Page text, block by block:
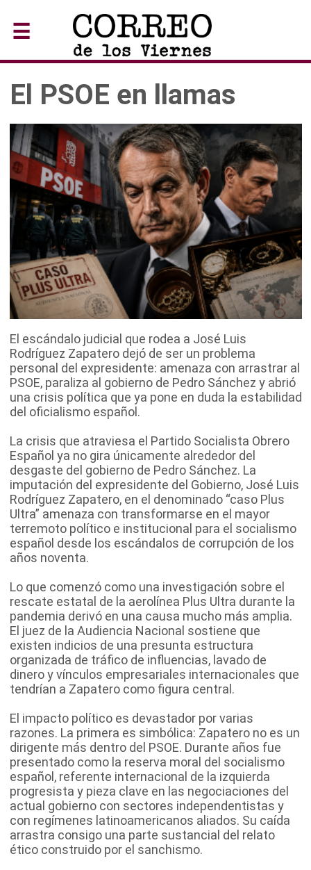
☰
El PSOE en llamas
El escándalo judicial que rodea a José Luis
Rodríguez Zapatero dejó de ser un problema
personal del expresidente: amenaza con arrastrar al
PSOE, paraliza al gobierno de Pedro Sánchez y abrió
una crisis política que ya pone en duda la estabilidad
del oficialismo español.
La crisis que atraviesa el Partido Socialista Obrero
Español ya no gira únicamente alrededor del
desgaste del gobierno de Pedro Sánchez. La
imputación del expresidente del Gobierno, José Luis
Rodríguez Zapatero, en el denominado “caso Plus
Ultra” amenaza con transformarse en el mayor
terremoto político e institucional para el socialismo
español desde los escándalos de corrupción de los
años noventa.
Lo que comenzó como una investigación sobre el
rescate estatal de la aerolínea Plus Ultra durante la
pandemia derivó en una causa mucho más amplia.
El juez de la Audiencia Nacional sostiene que
existen indicios de una presunta estructura
organizada de tráfico de influencias, lavado de
dinero y vínculos empresariales internacionales que
tendrían a Zapatero como figura central.
El impacto político es devastador por varias
razones. La primera es simbólica: Zapatero no es un
dirigente más dentro del PSOE. Durante años fue
presentado como la reserva moral del socialismo
español, referente internacional de la izquierda
progresista y pieza clave en las negociaciones del
actual gobierno con sectores independentistas y
con regímenes latinoamericanos aliados. Su caída
arrastra consigo una parte sustancial del relato
ético construido por el sanchismo.